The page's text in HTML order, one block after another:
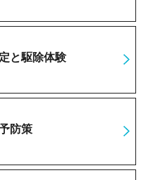
と駆除体験
防策